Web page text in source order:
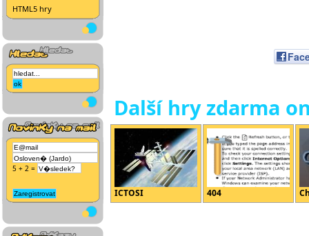
HTML5 hry
5 + 2 =
Další hry zdarma
ICTOSI 404